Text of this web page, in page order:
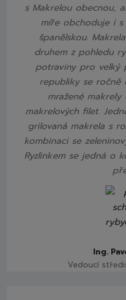
s Makrelou obecnou,
míře obchoduje i
španělskou.
druhem z pohledu
potraviny pro velký
republiky se ročně
mražené
makrelových filet.
grilovaná makrela s
kombinaci se
Ryzlinkem se jedná o
Ing.
Vedoucí